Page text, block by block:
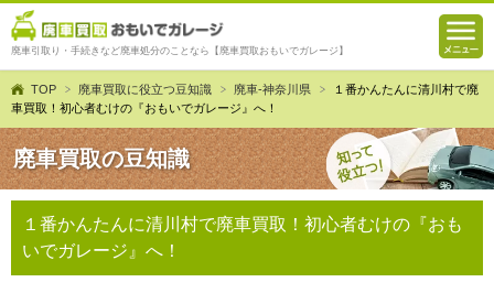
廃車引取り・手続きなど廃車処分のことなら【廃車買取おもいでガレージ】
TOP 廃車買取に役立つ豆知識 廃車-神奈川県
１番かんたんに清川村で廃
車買取！初心者むけの『おもいでガレージ』へ！
廃車買取の豆知識
１番かんたんに清川村で廃車買取！初心者むけの『おも
いでガレージ』へ！